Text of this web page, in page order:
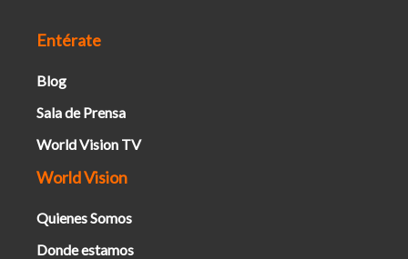
Entérate
Blog
Sala de Prensa
World Vision TV
World Vision
Quienes Somos
Donde estamos